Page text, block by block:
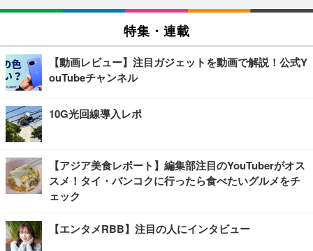
特集・連載
【動画レビュー】注目ガジェットを動画で解説！公式Y
ouTubeチャンネル
10G光回線導入レポ
【アジア美食レポート】編集部注目のYouTuberがオス
スメ！タイ・バンコクに行ったら食べたいグルメをチ
ェック
【エンタメRBB】注目の人にインタビュー